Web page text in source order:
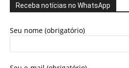
Receba notícias no WhatsApp
Seu nome (obrigatório)